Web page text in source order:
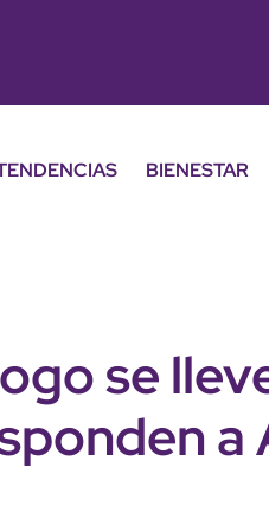
BIENESTAR
se
a